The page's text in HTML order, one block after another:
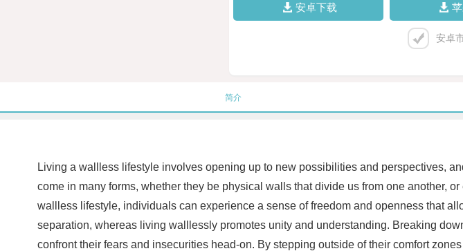
安卓下载
安卓
简介
Living a wallless lifestyle involves opening up to new possibilities and perspectives,
come in many forms, whether they be physical walls that divide us from one another,
wallless lifestyle, individuals can experience a sense of freedom and openness that
separation, whereas living walllessly promotes unity and understanding. Breaking
confront their fears and insecurities head-on. By stepping outside of their comfort